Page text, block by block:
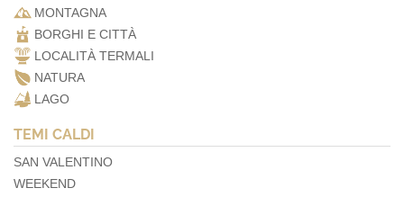
MONTAGNA
BORGHI E CITTÀ
LOCALITÀ TERMALI
NATURA
LAGO
TEMI CALDI
SAN VALENTINO
WEEKEND